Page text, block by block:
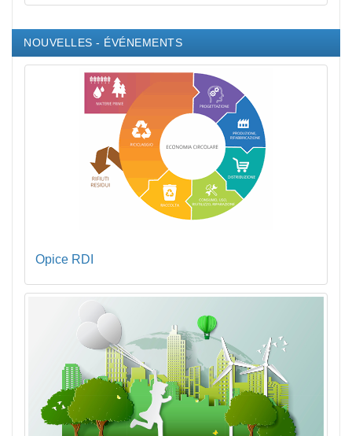
NOUVELLES - ÉVÉNEMENTS
Opice RDI